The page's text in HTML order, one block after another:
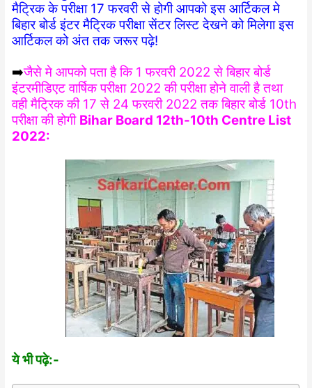
मैट्रिक के परीक्षा 17 फरवरी से होगी आपको इस आर्टिकल मे
बिहार बोर्ड इंटर मैट्रिक परीक्षा सेंटर लिस्ट देखने को मिलेगा इस
आर्टिकल को अंत तक जरूर पढ़े!
➡️जैसे मे आपको पता है कि 1 फरवरी 2022 से बिहार बोर्ड
इंटरमीडिएट वार्षिक परीक्षा 2022 की परीक्षा होने वाली है तथा
वही मैट्रिक की 17 से 24 फरवरी 2022 तक बिहार बोर्ड 10th
परीक्षा की होगी Bihar Board 12th-10th Centre List
2022:
ये भी पढ़े:-